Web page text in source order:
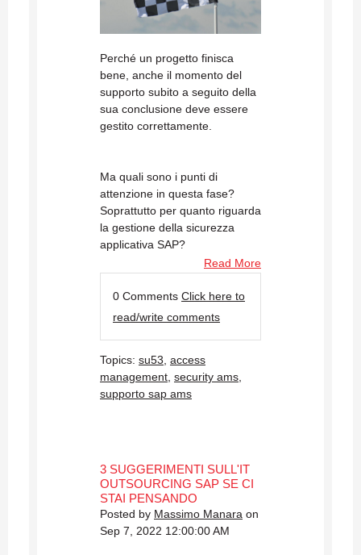
Perché un progetto finisca
bene, anche il momento del
supporto subito a seguito della
sua conclusione deve essere
gestito correttamente.
Ma quali sono i punti di
attenzione in questa fase?
Soprattutto per quanto riguarda
la gestione della sicurezza
applicativa SAP?
Read More
0 Comments Click here to
read/write comments
Topics: su53 access
management security ams
supporto sap ams
3 SUGGERIMENTI SULL'IT
OUTSOURCING SAP SE CI
STAI PENSANDO
Posted by Massimo Manara on
Sep 7, 2022 12:00:00 AM